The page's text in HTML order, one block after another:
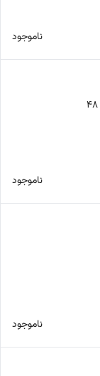
ناموجود
ناموجود
ناموجود